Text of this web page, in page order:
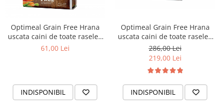
Optimeal Grain Free Hrana
uscata caini de toate rasele -
Curcan si legume, 1,5kg
61,00 Lei
INDISPONIBIL
Optimeal Grain Free Hrana
uscata caini de toate rasele -
Rata si legume, 10kg
286,00 Lei
219,00 Lei
INDISPONIBIL